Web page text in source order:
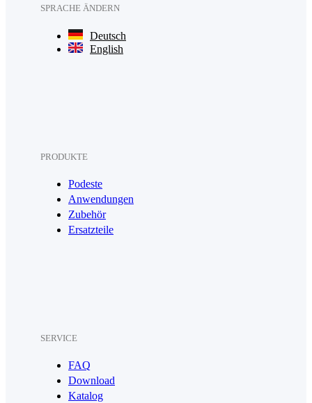
SPRACHE ÄNDERN
Deutsch
English
PRODUKTE
Podeste
Anwendungen
Zubehör
Ersatzteile
SERVICE
FAQ
Download
Katalog